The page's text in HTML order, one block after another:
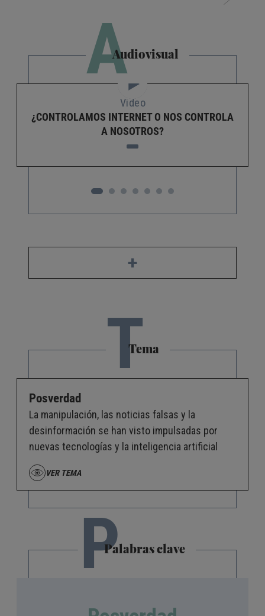
AAudiovisual
Video
¿CONTROLAMOS INTERNET O NOS CONTROLA
A NOSOTROS?
+
TTema
Posverdad
La manipulación, las noticias falsas y la
desinformación se han visto impulsadas por
nuevas tecnologías y la inteligencia artificial
VER TEMA
PPalabras clave